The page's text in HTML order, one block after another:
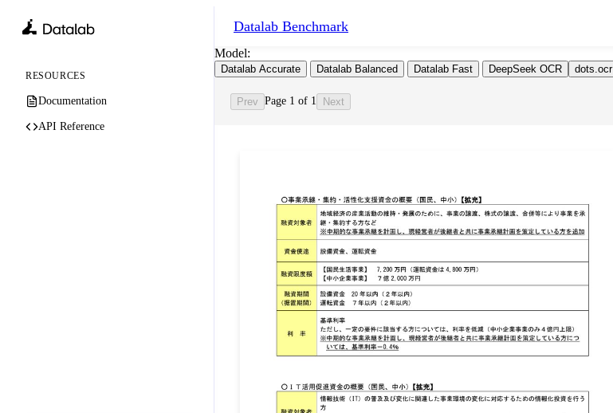
RESOURCES
Documentation
API Reference
Datalab Benchmark
Model:
Datalab Accurate Datalab Balanced Datalab Fast DeepSeek OCR dots.ocr
Prev Page 1 of 1 Next